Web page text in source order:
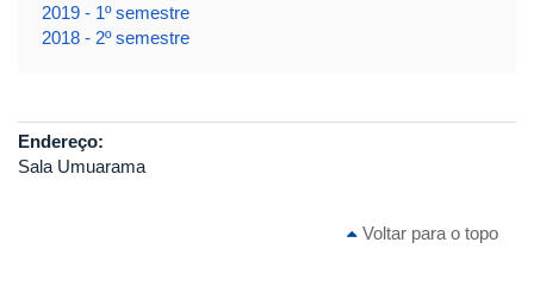
2019 - 1º semestre
2018 - 2º semestre
Endereço:
Sala Umuarama
Voltar para o topo